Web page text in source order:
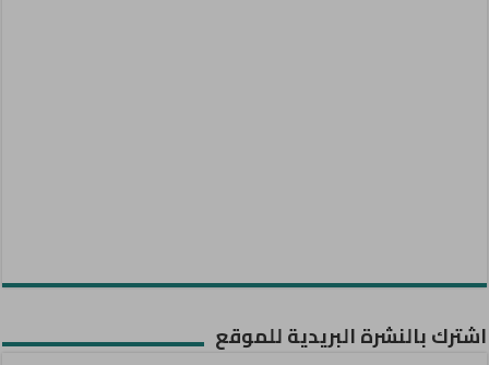
اشترك بالنشرة البريدية للموقع